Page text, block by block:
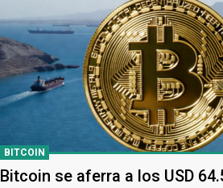
BITCOIN
Bitcoin se aferra a los USD